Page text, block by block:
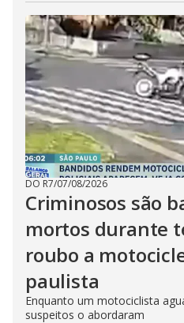
DO R7/07/08/2026
Criminosos são
mortos durante
roubo a
paulista
Enquanto um motociclista
suspeitos o abordaram